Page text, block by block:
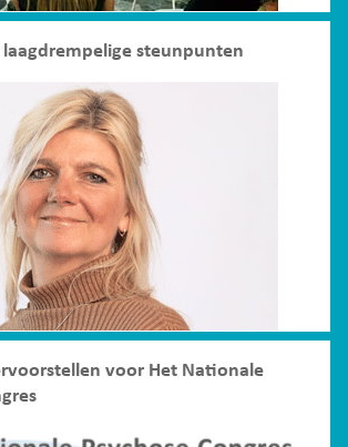
steunpunten
voor Het Nationale